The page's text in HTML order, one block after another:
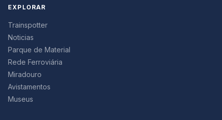
EXPLORAR
Trainspotter
Noticias
Parque de Material
Rede Ferroviária
Miradouro
Avistamentos
Museus